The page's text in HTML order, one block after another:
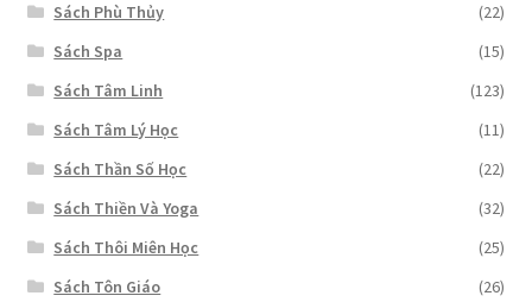
Sách Phù Thủy
(22)
Sách Spa
(15)
Sách Tâm Linh
(123)
Sách Tâm Lý Học
(11)
Sách Thần Số Học
(22)
Sách Thiền Và Yoga
(32)
Sách Thôi Miên Học
(25)
Sách Tôn Giáo
(26)